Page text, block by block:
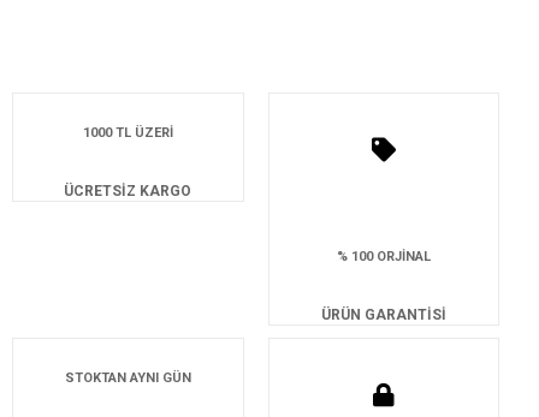
1000 TL ÜZERİ
ÜCRETSİZ KARGO
% 100 ORJİNAL
ÜRÜN GARANTİSİ
STOKTAN AYNI GÜN